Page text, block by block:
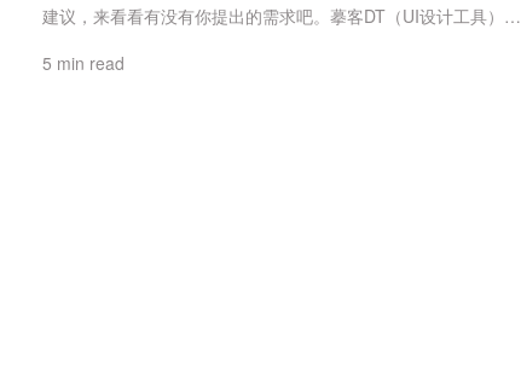
建议，来看看有没有你提出的需求吧。摹客DT（UI设计工具）本
摹客DT中带有边框的蒙版，边框大小会被计算进蒙版区域内，导
5 min read